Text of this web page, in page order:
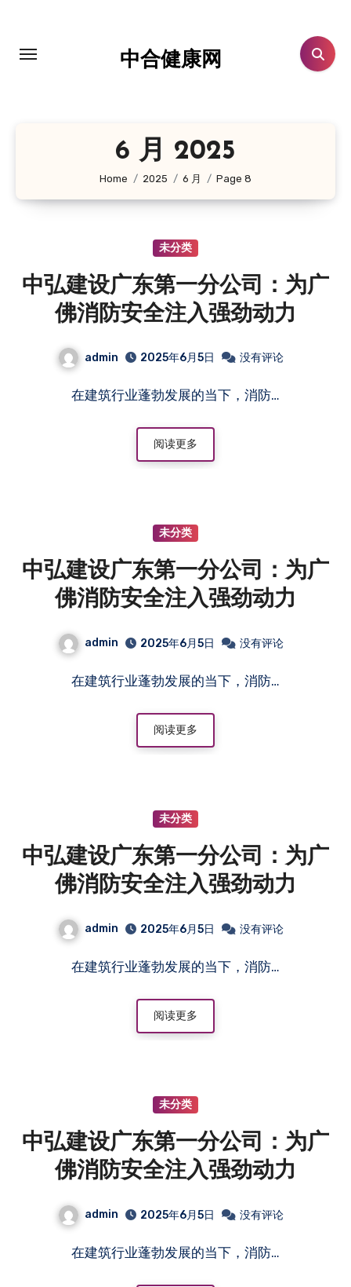
中合健康网
6 月 2025
Home 2025 6 月 Page 8
未分类
中弘建设广东第一分公司：为广
佛消防安全注入强劲动力
admin 2025年6月5日 没有评论
在建筑行业蓬勃发展的当下，消防…
阅读更多
未分类
中弘建设广东第一分公司：为广
佛消防安全注入强劲动力
admin 2025年6月5日 没有评论
在建筑行业蓬勃发展的当下，消防…
阅读更多
未分类
中弘建设广东第一分公司：为广
佛消防安全注入强劲动力
admin 2025年6月5日 没有评论
在建筑行业蓬勃发展的当下，消防…
阅读更多
未分类
中弘建设广东第一分公司：为广
佛消防安全注入强劲动力
admin 2025年6月5日 没有评论
在建筑行业蓬勃发展的当下，消防…